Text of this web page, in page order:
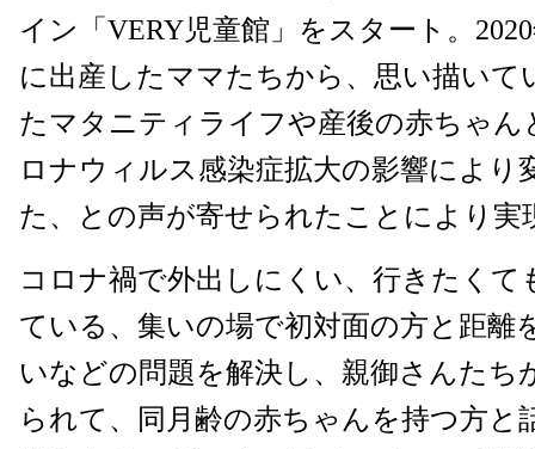
イン「VERY児童館」をスタート。
に出産したママたちから、思い描いて
たマタニティライフや産後の赤ちゃん
ロナウィルス感染症拡大の影響により
た、との声が寄せられたことにより実
コロナ禍で外出しにくい、行きたくて
ている、集いの場で初対面の方と距離
いなどの問題を解決し、親御さんたち
られて、同月齢の赤ちゃんを持つ方と